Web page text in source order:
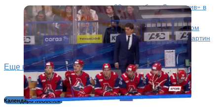
23-го ноября «Локомотив» в
третий раз за месяц играл против нижегородского
«Торпедо». По сравнению с предыдущим поединком
против «Витязя» в состав ярославцев вернулись Мартин
Гернат, Артур...
Еще новости...
Календарь новостей: